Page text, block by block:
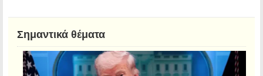
Σημαντικά θέματα